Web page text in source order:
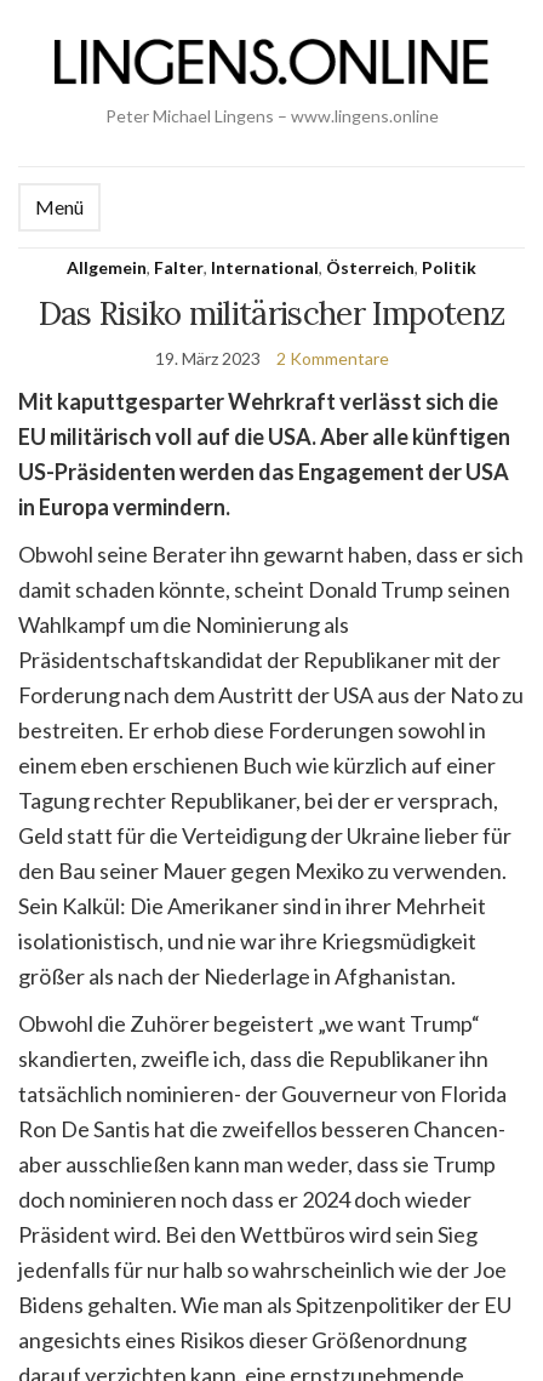
Peter Michael Lingens – www.lingens.online
Menü
Allgemein, Falter, International, Österreich, Politik
Das Risiko militärischer Impotenz
19. März 2023 2 Kommentare
Mit kaputtgesparter Wehrkraft verlässt sich die
EU militärisch voll auf die USA. Aber alle künftigen
US-Präsidenten werden das Engagement der USA
in Europa vermindern.
Obwohl seine Berater ihn gewarnt haben, dass er sich
damit schaden könnte, scheint Donald Trump seinen
Wahlkampf um die Nominierung als
Präsidentschaftskandidat der Republikaner mit der
Forderung nach dem Austritt der USA aus der Nato zu
bestreiten. Er erhob diese Forderungen sowohl in
einem eben erschienen Buch wie kürzlich auf einer
Tagung rechter Republikaner, bei der er versprach,
Geld statt für die Verteidigung der Ukraine lieber für
den Bau seiner Mauer gegen Mexiko zu verwenden.
Sein Kalkül: Die Amerikaner sind in ihrer Mehrheit
isolationistisch, und nie war ihre Kriegsmüdigkeit
größer als nach der Niederlage in Afghanistan.
Obwohl die Zuhörer begeistert „we want Trump“
skandierten, zweifle ich, dass die Republikaner ihn
tatsächlich nominieren- der Gouverneur von Florida
Ron De Santis hat die zweifellos besseren Chancen-
aber ausschließen kann man weder, dass sie Trump
doch nominieren noch dass er 2024 doch wieder
Präsident wird. Bei den Wettbüros wird sein Sieg
jedenfalls für nur halb so wahrscheinlich wie der Joe
Bidens gehalten. Wie man als Spitzenpolitiker der EU
angesichts eines Risikos dieser Größenordnung
darauf verzichten kann, eine ernstzunehmende